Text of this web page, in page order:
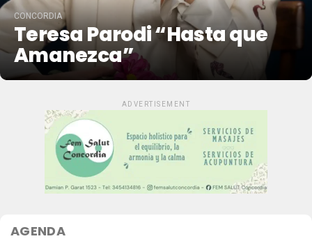
CONCORDIA
Teresa Parodi “Hasta que
Amanezca”
ADVERTISEMENT
AGENDA